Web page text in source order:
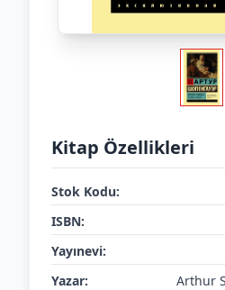
Kitap Özellikleri
Stok Kodu:
ISBN:
Yayınevi:
Yazar:
Arthur